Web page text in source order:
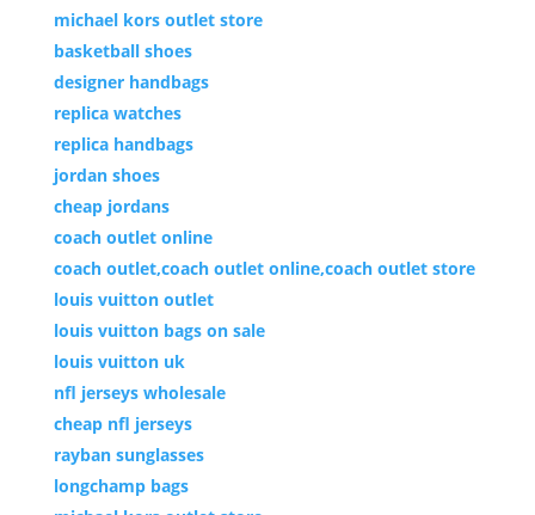
michael kors outlet store
basketball shoes
designer handbags
replica watches
replica handbags
jordan shoes
cheap jordans
coach outlet online
coach outlet,coach outlet online,coach outlet store
louis vuitton outlet
louis vuitton bags on sale
louis vuitton uk
nfl jerseys wholesale
cheap nfl jerseys
rayban sunglasses
longchamp bags